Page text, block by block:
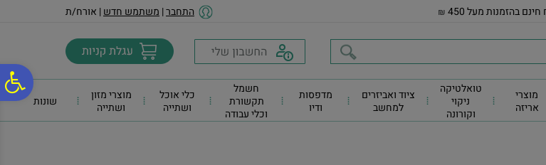
נגישות
אתר
המרכזי
בהזמנות מעל 450 ₪ התחבר| משתמש חדש| אורח/ת
מוצרי
אריזה
טואלטיקה
ניקוי
וקורונה
ציוד ואביזרים
למחשב
מדפסות
ודיו
חשמל
תקשורת
וכלי עבודה
כלי אוכל
ושתייה
מוצרי מזון
ושתייה
שונות